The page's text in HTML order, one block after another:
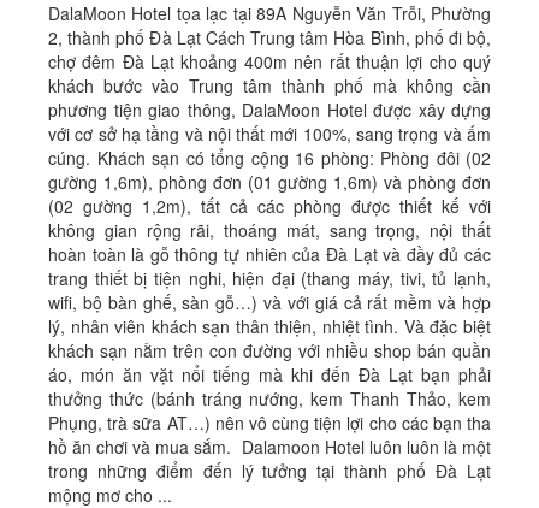
DalaMoon Hotel tọa lạc tại 89A Nguyễn Văn Trỗi, Phường
2, thành phố Đà Lạt Cách Trung tâm Hòa Bình, phố đi bộ,
chợ đêm Đà Lạt khoảng 400m nên rất thuận lợi cho quý
khách bước vào Trung tâm thành phố mà không cần
phương tiện giao thông, DalaMoon Hotel được xây dựng
với cơ sở hạ tầng và nội thất mới 100%, sang trọng và ấm
cúng. Khách sạn có tổng cộng 16 phòng: Phòng đôi (02
gường 1,6m), phòng đơn (01 gường 1,6m) và phòng đơn
(02 gường 1,2m), tất cả các phòng được thiết kế với
không gian rộng rãi, thoáng mát, sang trọng, nội thất
hoàn toàn là gỗ thông tự nhiên của Đà Lạt và đầy đủ các
trang thiết bị tiện nghi, hiện đại (thang máy, tivi, tủ lạnh,
wifi, bộ bàn ghế, sàn gỗ…) và với giá cả rất mềm và hợp
lý, nhân viên khách sạn thân thiện, nhiệt tình. Và đặc biệt
khách sạn nằm trên con đường với nhiều shop bán quần
áo, món ăn vặt nổi tiếng mà khi đến Đà Lạt bạn phải
thưởng thức (bánh tráng nướng, kem Thanh Thảo, kem
Phụng, trà sữa AT…) nên vô cùng tiện lợi cho các bạn tha
hồ ăn chơi và mua sắm. Dalamoon Hotel luôn luôn là một
trong những điểm đến lý tưởng tại thành phố Đà Lạt
mộng mơ cho ...